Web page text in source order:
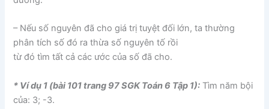
– Nếu số nguyên đã cho giá trị tuyệt đối lớn, ta thường
phân tích số đó ra thừa số nguyên tố rồi
từ đó tìm tất cả các ước của số đã cho.
* Ví dụ 1 (bài 101 trang 97 SGK Toán 6 Tập 1): Tìm năm bội
của: 3; -3.